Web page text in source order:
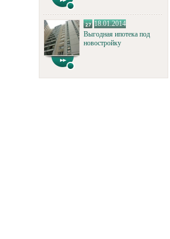
18.01.2014
Выгодная ипотека под
новостройку